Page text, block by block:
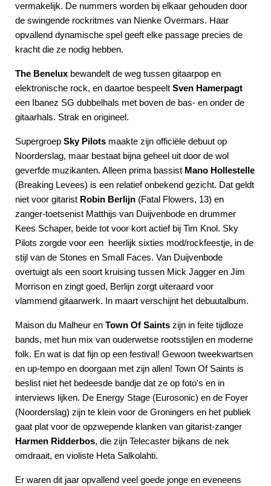
vermakelijk. De nummers worden bij elkaar gehouden door
de swingende rockritmes van Nienke Overmars. Haar
opvallend dynamische spel geeft elke passage precies de
kracht die ze nodig hebben.
The Benelux bewandelt de weg tussen gitaarpop en
elektronische rock, en daartoe bespeelt Sven Hamerpagt
een Ibanez SG dubbelhals met boven de bas- en onder de
gitaarhals. Strak en origineel.
Supergroep Sky Pilots maakte zijn officiële debuut op
Noorderslag, maar bestaat bijna geheel uit door de wol
geverfde muzikanten. Alleen prima bassist Mano Hollestelle
(Breaking Levees) is een relatief onbekend gezicht. Dat geldt
niet voor gitarist Robin Berlijn (Fatal Flowers, 13) en
zanger-toetsenist Matthijs van Duijvenbode en drummer
Kees Schaper, beide tot voor kort actief bij Tim Knol. Sky
Pilots zorgde voor een heerlijk sixties mod/rockfeestje, in de
stijl van de Stones en Small Faces. Van Duijvenbode
overtuigt als een soort kruising tussen Mick Jagger en Jim
Morrison en zingt goed, Berlijn zorgt uiteraard voor
vlammend gitaarwerk. In maart verschijnt het debuutalbum.
Maison du Malheur en Town Of Saints zijn in feite tijdloze
bands, met hun mix van ouderwetse rootsstijlen en moderne
folk. En wat is dat fijn op een festival! Gewoon tweekwartsen
en up-tempo en doorgaan met zijn allen! Town Of Saints is
beslist niet het bedeesde bandje dat ze op foto's en in
interviews lijken. De Energy Stage (Eurosonic) en de Foyer
(Noorderslag) zijn te klein voor de Groningers en het publiek
gaat plat voor de opzwepende klanken van gitarist-zanger
Harmen Ridderbos, die zijn Telecaster bijkans de nek
omdraait, en violiste Heta Salkolahti.
Er waren dit jaar opvallend veel goede jonge en eveneens